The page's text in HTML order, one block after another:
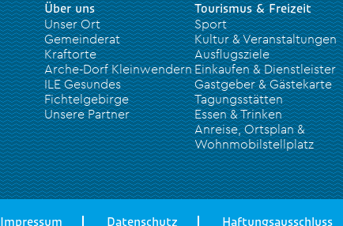
Über uns
Unser Ort
Gemeinderat
Kraftorte
Arche-Dorf Kleinwendern
ILE Gesundes
Fichtelgebirge
Unsere Partner
Tourismus & Freizeit
Sport
Kultur & Veranstaltungen
Ausflugsziele
Einkaufen & Dienstleister
Gastgeber & Gästekarte
Tagungsstätten
Essen & Trinken
Anreise, Ortsplan &
Wohnmobilstellplatz
Impressum Datenschutz Haftungsausschluss